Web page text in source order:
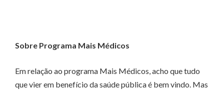
Sobre Programa Mais Médicos
Em relação ao programa Mais Médicos, acho que tudo
que vier em benefício da saúde pública é bem vindo. Mas